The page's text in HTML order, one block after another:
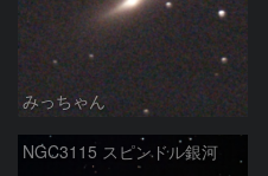
みっちゃん
NGC3115 スピンドル銀河